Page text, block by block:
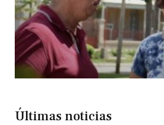
Últimas noticias